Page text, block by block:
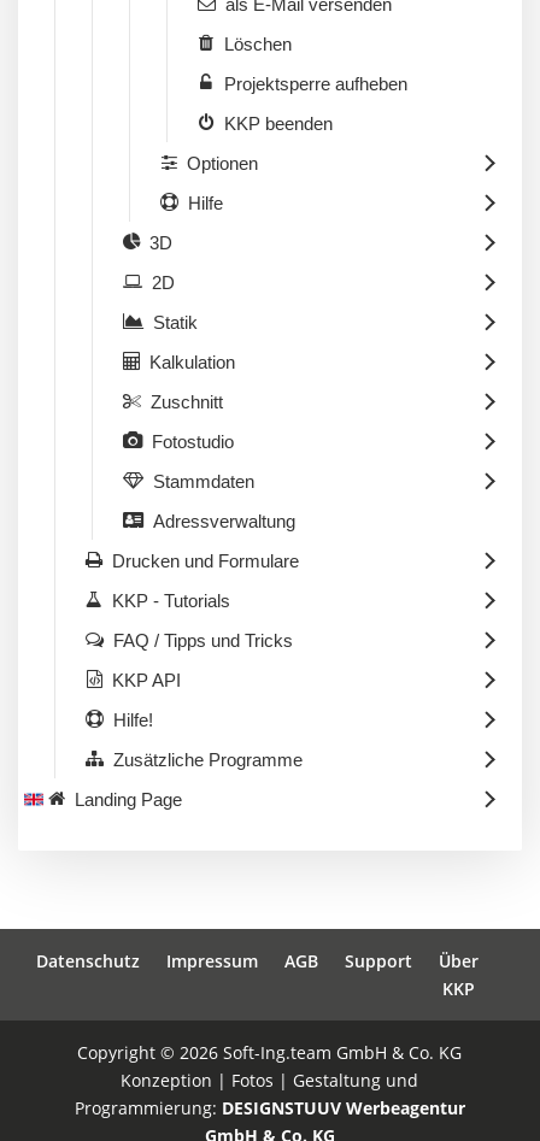
Löschen
Projektsperre aufheben
KKP beenden
Optionen
Hilfe
3D
2D
Statik
Kalkulation
Zuschnitt
Fotostudio
Stammdaten
Adressverwaltung
Drucken und Formulare
KKP - Tutorials
FAQ / Tipps und Tricks
KKP API
Hilfe!
Zusätzliche Programme
Landing Page
Datenschutz Impressum AGB Support
Über
KKP
Copyright © 2026 Soft-Ing.team GmbH & Co. KG
Konzeption | Fotos | Gestaltung und
Programmierung: DESIGNSTUUV Werbeagentur
GmbH & Co. KG